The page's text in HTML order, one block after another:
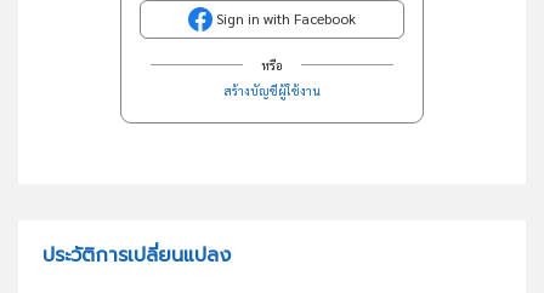
Sign in with Facebook
หรือ
สร้างบัญชีผู้ใช้งาน
ประวัติการเปลี่ยนแปลง